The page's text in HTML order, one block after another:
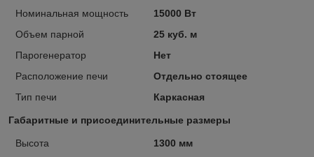
Номинальная мощность
15000 Вт
Объем парной
25 куб. м
Парогенератор
Нет
Расположение печи
Отдельно стоящее
Тип печи
Каркасная
Габаритные и присоединительные размеры
Высота
1300 мм